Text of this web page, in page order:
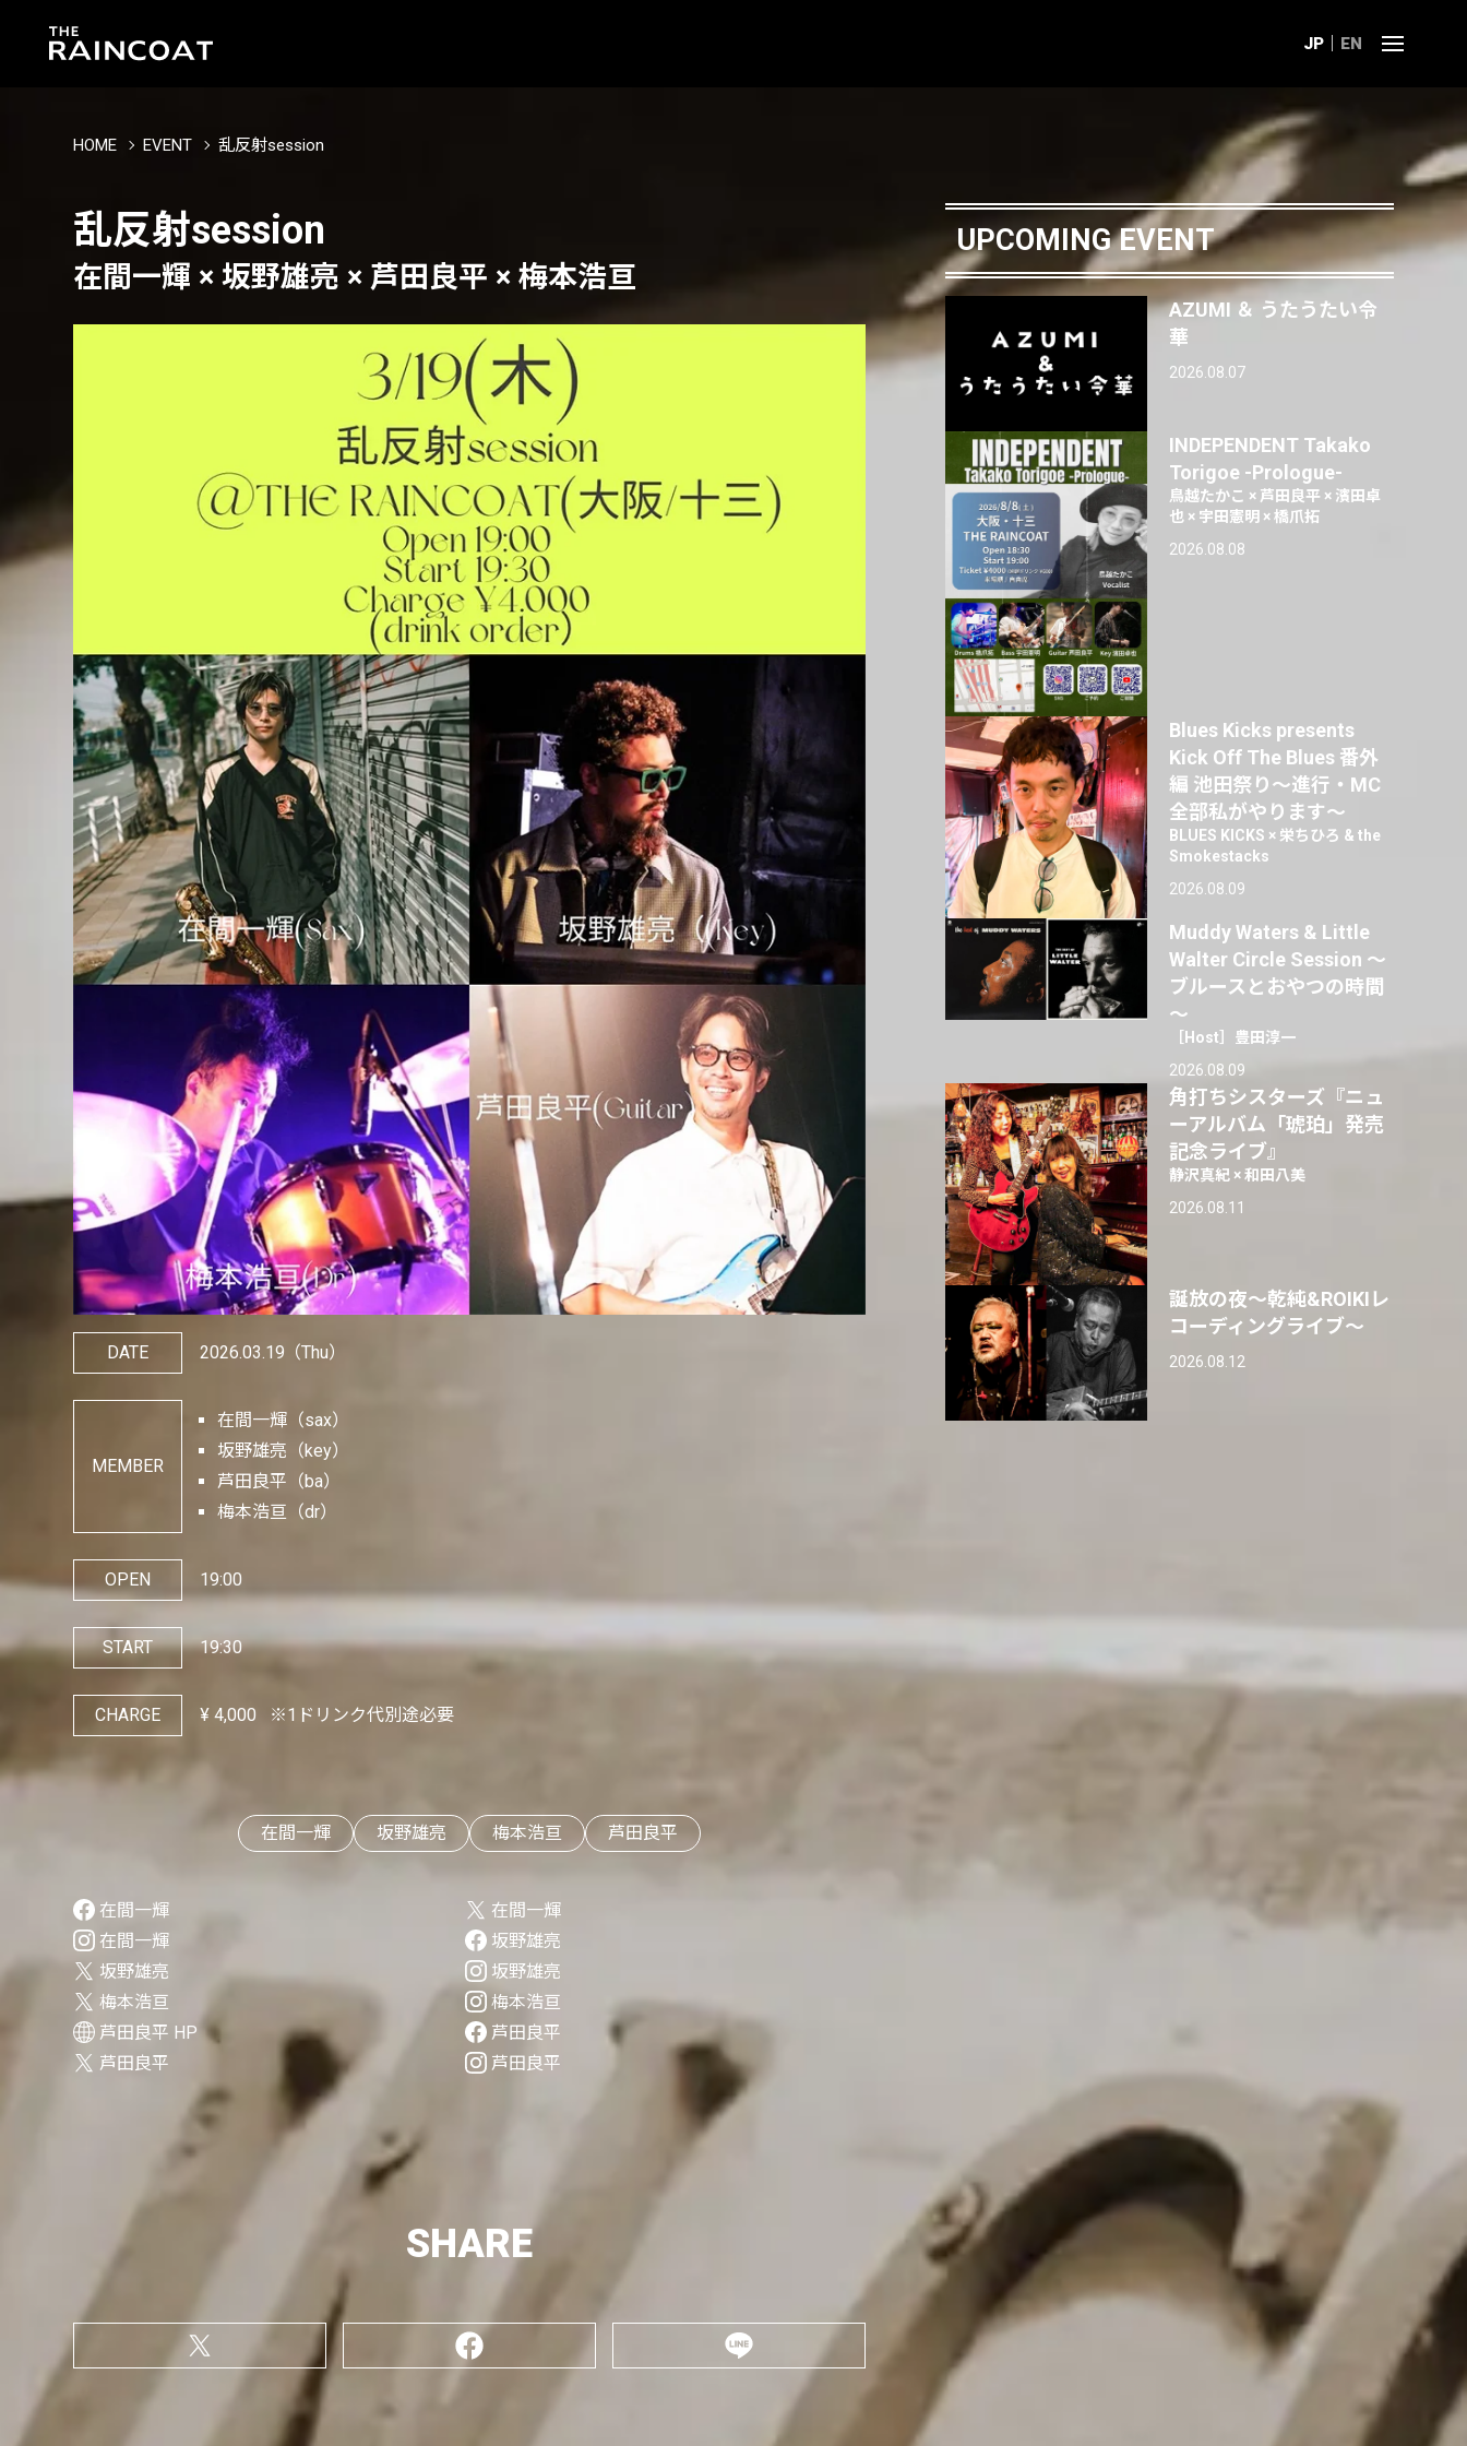
JP EN
HOME EVENT 乱反射session
乱反射session
在間一輝 × 坂野雄亮 × 芦田良平 × 梅本浩亘
DATE 2026.03.19 （Thu）
MEMBER
在間一輝（sax）
坂野雄亮（key）
芦田良平（ba）
梅本浩亘（dr）
OPEN 19:00
START 19:30
CHARGE ¥ 4,000 ※1ドリンク代別途必要
在間一輝 坂野雄亮 梅本浩亘 芦田良平
在間一輝
在間一輝
在間一輝
坂野雄亮
坂野雄亮
坂野雄亮
梅本浩亘
梅本浩亘
芦田良平 HP
芦田良平
芦田良平
芦田良平
SHARE
UPCOMING EVENT
AZUMI ＆ うたうたい令
華
2026.08.07
INDEPENDENT Takako
Torigoe -Prologue-
鳥越たかこ × 芦田良平 × 濱田卓
也 × 宇田憲明 × 橋爪拓
2026.08.08
Blues Kicks presents
Kick Off The Blues 番外
編 池田祭り〜進行・MC
全部私がやります〜
BLUES KICKS × 栄ちひろ & the
Smokestacks
2026.08.09
Muddy Waters & Little
Walter Circle Session ～
ブルースとおやつの時間
～
［Host］豊田淳一
2026.08.09
角打ちシスターズ『ニュ
ーアルバム「琥珀」発売
記念ライブ』
静沢真紀 × 和田八美
2026.08.11
誕放の夜〜乾純&ROIKIレ
コーディングライブ〜
2026.08.12